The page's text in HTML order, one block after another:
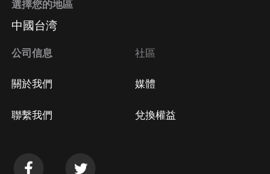
選擇您的地區
中國台湾
公司信息
關於我們
聯繫我們
社區
媒體
兌換權益